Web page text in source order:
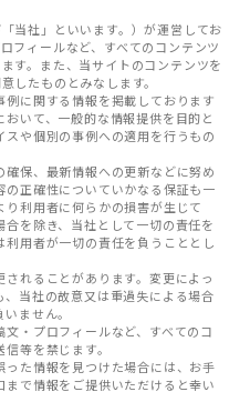
当社」といいます。）が運営してお
フィールなど、すべてのコンテンツ
す。また、当サイトのコンテンツを
したものとみなします。
に関する情報を掲載しております
いて、一般的な情報提供を目的と
や個別の事例への適用を行うもの
保、最新情報への更新などに努め
正確性についていかなる保証も一
利用者に何らかの損害が生じて
を除き、当社として一切の責任を
用者が一切の責任を負うこととし
れることがあります。変更によっ
当社の故意又は重過失による場合
ません。
・プロフィールなど、すべてのコ
等を禁じます。
た情報を見つけた場合には、お手
で情報をご提供いただけると幸い